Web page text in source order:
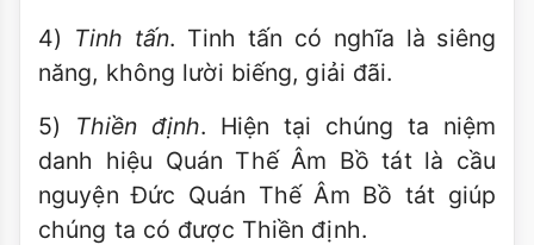
4) Tinh tấn. Tinh tấn có nghĩa là siêng
năng, không lười biếng, giải đãi.
5) Thiền định. Hiện tại chúng ta niệm
danh hiệu Quán Thế Âm Bồ tát là cầu
nguyện Ðức Quán Thế Âm Bồ tát giúp
chúng ta có được Thiền định.